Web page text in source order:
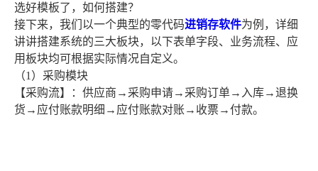
选好模板了，如何搭建？
接下来，我们以一个典型的零代码进销存软件为例，详细
讲讲搭建系统的三大板块，以下表单字段、业务流程、应
用板块均可根据实际情况自定义。
（1）采购模块
【采购流】：供应商→采购申请→采购订单→入库→退换
货→应付账款明细→应付账款对账→收票→付款。